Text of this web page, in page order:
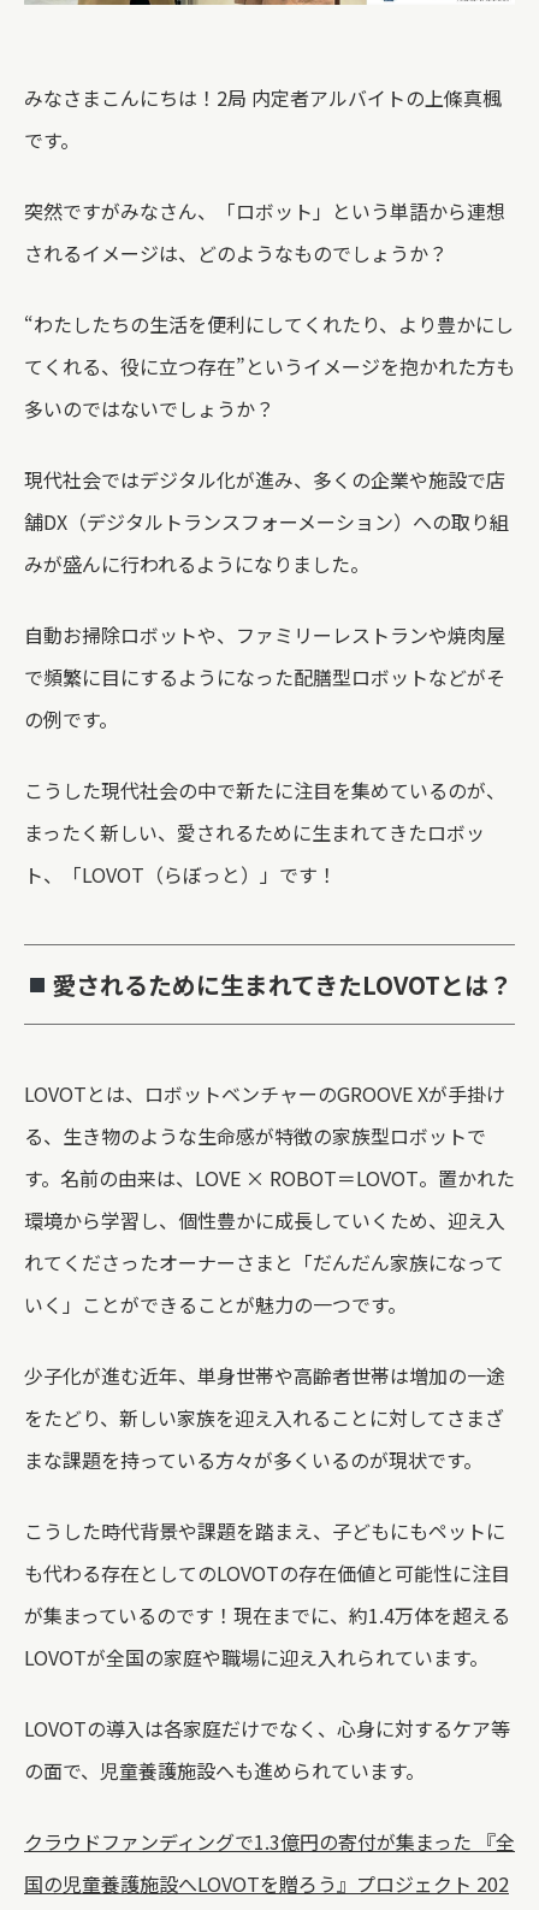
みなさまこんにちは！2局 内定者アルバイトの上條真楓
です。
突然ですがみなさん、「ロボット」という単語から連想
されるイメージは、どのようなものでしょうか？
“わたしたちの生活を便利にしてくれたり、より豊かにし
てくれる、役に立つ存在”というイメージを抱かれた方も
多いのではないでしょうか？
現代社会ではデジタル化が進み、多くの企業や施設で店
舗DX（デジタルトランスフォーメーション）への取り組
みが盛んに行われるようになりました。
自動お掃除ロボットや、ファミリーレストランや焼肉屋
で頻繁に目にするようになった配膳型ロボットなどがそ
の例です。
こうした現代社会の中で新たに注目を集めているのが、
まったく新しい、愛されるために生まれてきたロボッ
ト、「LOVOT（らぼっと）」です！
愛されるために生まれてきたLOVOTとは？
LOVOTとは、ロボットベンチャーのGROOVE Xが手掛け
る、生き物のような生命感が特徴の家族型ロボットで
す。名前の由来は、LOVE × ROBOT＝LOVOT。置かれた
環境から学習し、個性豊かに成長していくため、迎え入
れてくださったオーナーさまと「だんだん家族になって
いく」ことができることが魅力の一つです。
少子化が進む近年、単身世帯や高齢者世帯は増加の一途
をたどり、新しい家族を迎え入れることに対してさまざ
まな課題を持っている方々が多くいるのが現状です。
こうした時代背景や課題を踏まえ、子どもにもペットに
も代わる存在としてのLOVOTの存在価値と可能性に注目
が集まっているのです！現在までに、約1.4万体を超える
LOVOTが全国の家庭や職場に迎え入れられています。
LOVOTの導入は各家庭だけでなく、心身に対するケア等
の面で、児童養護施設へも進められています。
クラウドファンディングで1.3億円の寄付が集まった 『全
国の児童養護施設へLOVOTを贈ろう』プロジェクト 202